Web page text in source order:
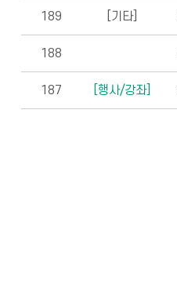
189 [기타]
188
187 [행사/강좌]